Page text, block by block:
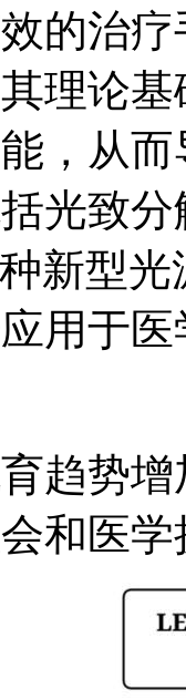
的治
理论
，从
光致
新型
用于
趋势
和医